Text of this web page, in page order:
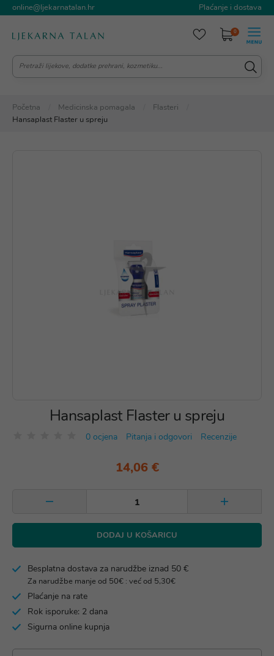
online@ljekarnatalan.hr Plaćanje i dostava
0
Početna Medicinska pomagala
Flasteri
Hansaplast Flaster u spreju
Hansaplast Flaster u spreju
0 ocjena Pitanja i odgovori Recenzije
14,06 €
DODAJ U KOŠARICU
Besplatna dostava za narudžbe iznad 50 €
Za narudžbe manje od 50€ : već od 5,30€
Plaćanje na rate
Rok isporuke: 2 dana
Sigurna online kupnja